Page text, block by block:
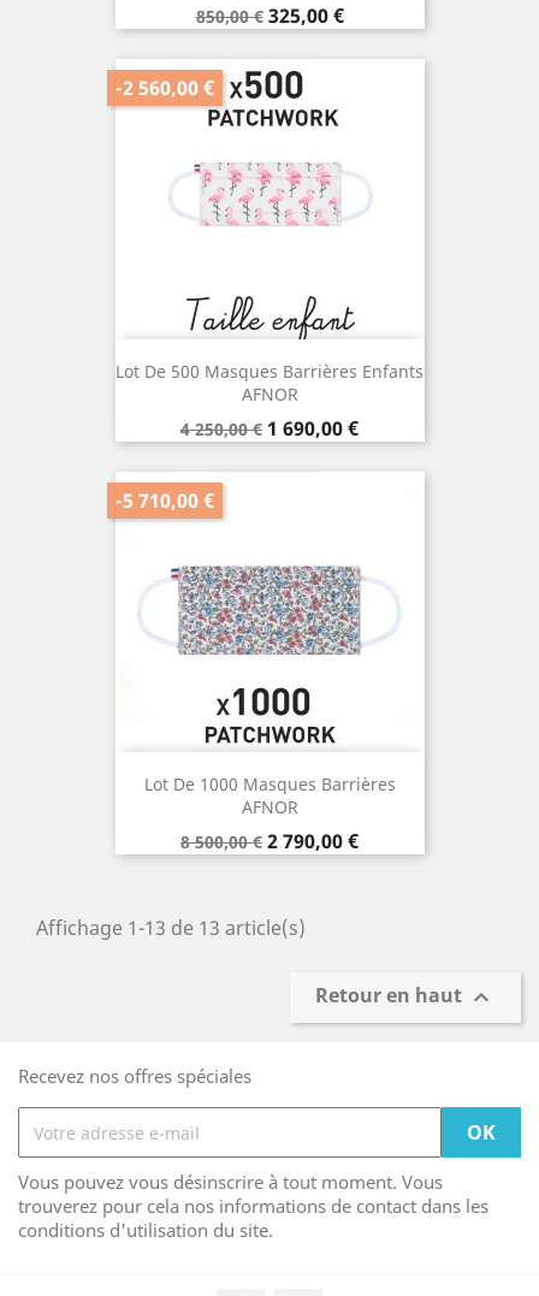
Prix
de
base
850,00 € Prix
325,00 €
Lot De 500 Masques Barrières Enfants
AFNOR
Prix
de
base
4 250,00 €
-2 560,00 €
Prix
1 690,00 €
Lot De 1000 Masques Barrières
AFNOR
Prix
de
8 500,00 €
-5 710,00 €
Prix
2 790,00 €
Affichage 1-13 de 13 article(s)
Retour en haut 
Recevez nos offres spéciales
Vous pouvez vous désinscrire à tout moment. Vous
trouverez pour cela nos informations de contact dans les
conditions d'utilisation du site.